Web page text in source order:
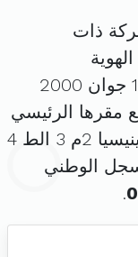
ذات
. تم تأسيسها في 19 جوان 2000
مقرها الرئيسي
في طريق قرمدة كلم 0.5 عمارة فينيسيا 2م 3 الط 4
الوطني
.